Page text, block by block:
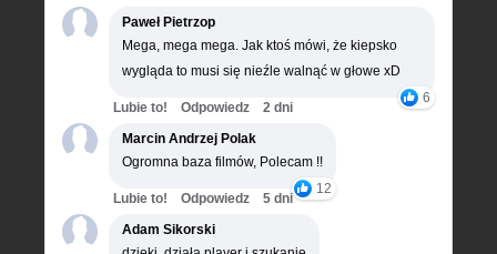
Paweł Pietrzop
Mega, mega mega. Jak ktoś mówi, że kiepsko
wygląda to musi się nieźle walnąć w głowe xD
6
Lubie to! Odpowiedz
2 dni
Marcin Andrzej Polak
Ogromna baza filmów, Polecam !!
12
Lubie to! Odpowiedz
5 dni
Adam Sikorski